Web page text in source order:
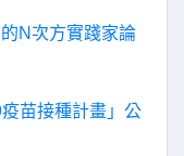
N次方實踐家論
苗接種計畫」公